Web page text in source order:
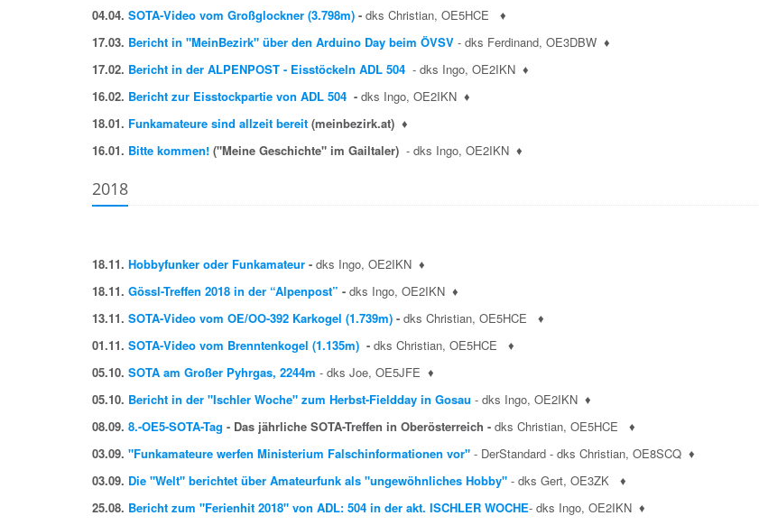
04.04. SOTA-Video vom Großglockner (3.798m) - dks Christian, OE5HCE
♦
17.03. Bericht in "MeinBezirk" über den Arduino Day beim ÖVSV - dks Ferdinand, OE3DBW ♦
17.02. Bericht in der ALPENPOST - Eisstöckeln ADL 504 - dks Ingo, OE2IKN ♦
16.02. Bericht zur Eisstockpartie von ADL 504 - dks Ingo, OE2IKN ♦
18.01. Funkamateure sind allzeit bereit (meinbezirk.at) ♦
16.01. Bitte kommen! ("Meine Geschichte" im Gailtaler) - dks Ingo, OE2IKN ♦
2018
18.11. Hobbyfunker oder Funkamateur - dks Ingo, OE2IKN ♦
18.11. Gössl-Treffen 2018 in der “Alpenpost” - dks Ingo, OE2IKN ♦
13.11. SOTA-Video vom OE/OO-392 Karkogel (1.739m) - dks Christian, OE5HCE
♦
01.11. SOTA-Video vom Brenntenkogel (1.135m) - dks Christian, OE5HCE
♦
05.10. SOTA am Großer Pyhrgas, 2244m - dks Joe, OE5JFE ♦
05.10. Bericht in der "Ischler Woche" zum Herbst-Fieldday in Gosau - dks Ingo, OE2IKN ♦
08.09. 8.-OE5-SOTA-Tag - Das jährliche SOTA-Treffen in Oberösterreich - dks Christian, OE5HCE
♦
03.09. "Funkamateure werfen Ministerium Falschinformationen vor" - DerStandard - dks Christian, OE8SCQ ♦
03.09. Die "Welt" berichtet über Amateurfunk als "ungewöhnliches Hobby" - dks Gert, OE3ZK
♦
25.08. Bericht zum "Ferienhit 2018" von ADL: 504 in der akt. ISCHLER WOCHE- dks Ingo, OE2IKN ♦